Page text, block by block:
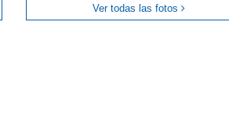
Ver todas las fotos